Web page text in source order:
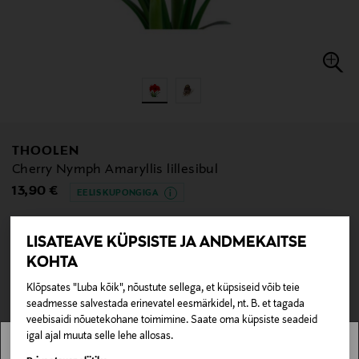
LISATEAVE KÜPSISTE JA ANDMEKAITSE
KOHTA
Klõpsates "Luba kõik", nõustute sellega, et küpsiseid võib teie
seadmesse salvestada erinevatel eesmärkidel, nt. B. et tagada
veebisaidi nõuetekohane toimimine. Saate oma küpsiste seadeid
igal ajal muuta selle lehe allosas.
THOOLEN
Cherry Nymph Amaryllis lillesibul
Original Price
13,90 € EELIS KUPONGIGA
Pole saadaval kaubamajas ja veebipoes.
LÄBIMÜÜDUD
null
null